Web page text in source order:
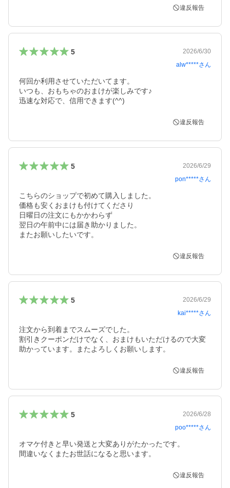
違反報告
5
2026/6/30
alw*****さん
何回か利用させていただいてます。
いつも、おもちゃのおまけが楽しみです♪
迅速な対応で、信用できます(^^)
違反報告
5
2026/6/29
pon*****さん
こちらのショップで初めて購入しました。
価格も安くおまけも付けてくださり
日曜日の注文にもかかわらず
翌日の午前中には届き助かりました。
またお願いしたいです。
違反報告
5
2026/6/29
kai*****さん
注文から到着までスムーズでした。
割引きクーポンだけでなく、おまけもいただけるので大変
助かっています。またよろしくお願いします。
違反報告
5
2026/6/28
poo*****さん
オマケ付きと早い発送と大変ありがたかったです。
間違いなくまたお世話になると思います。
違反報告